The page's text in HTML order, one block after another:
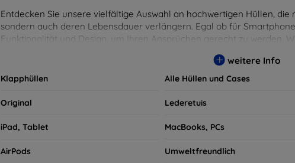
Entdecken Sie unsere vielfältige Auswahl an hochwertigen Hüllen,
sondern auch deren Lebensdauer verlängern. Egal ob für
Funktionalität und Design, um Ihren Ansprüchen gerecht zu werden.
weitere Info
Klapphüllen Alle Hüllen und Cases
Original Lederetuis
iPad, Tablet MacBooks, PCs
AirPods Umweltfreundlich